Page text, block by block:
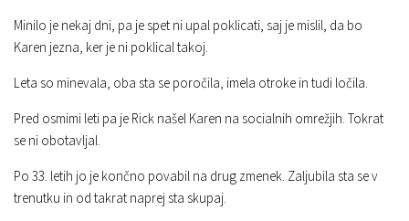
Minilo je nekaj dni, pa je spet ni upal poklicati, saj je mislil, da bo
Karen jezna, ker je ni poklical takoj.
Leta so minevala, oba sta se poročila, imela otroke in tudi ločila.
Pred osmimi leti pa je Rick našel Karen na socialnih omrežjih. Tokrat
se ni obotavljal.
Po 33. letih jo je končno povabil na drug zmenek. Zaljubila sta se v
trenutku in od takrat naprej sta skupaj.